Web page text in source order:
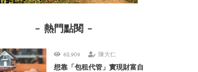
熱門點閱
62,909 陳大仁
想靠「包租代管」實現財富自